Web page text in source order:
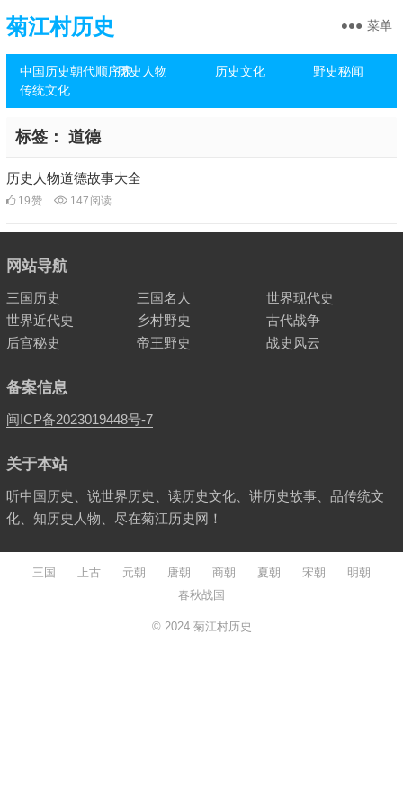
菊江村历史
中国历史朝代顺序表历史人物 历史文化
野史秘闻
传统文化
菜单
标签： 道德
历史人物道德故事大全
19赞 147 阅读
网站导航
三国历史 三国名人
世界现代史
世界近代史
乡村野史
古代战争
后宫秘史
帝王野史 战史风云
备案信息
闽ICP备2023019448号-7
关于本站
听中国历史、说世界历史、读历史文化、讲历史故事、品传统文
化、知历史人物、尽在菊江历史网！
三国 上古 元朝 唐朝 商朝 夏朝 宋朝
明朝
春秋战国
© 2024 菊江村历史